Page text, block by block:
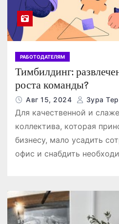
РАБОТОДАТЕЛЯМ
Тимбилдинг:
роста команды?
Авг 15, 2024 Зура
Для качественной и
коллектива, которая
бизнесу, мало усадить
офис и снабдить